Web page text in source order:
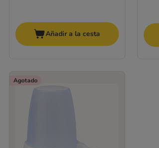
Añadir a la cesta
Agotado